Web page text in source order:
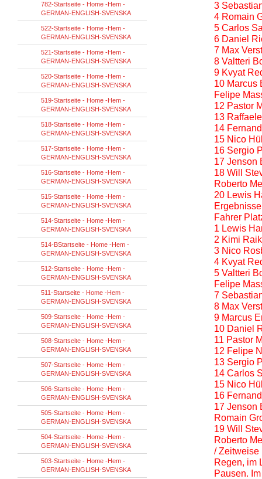
3
4 Romain
5 Carlos
6 Daniel
7 Max
8 Valtteri
9 Kvyat
10 Marcus
Felipe
12 Pastor
13
14
15 Nico
16 Sergio
17 Jenson
18 Will
Roberto
20 Lewis
Fahrer
1 Lewis
2 Kimi
3 Nico
4 Kvyat
5 Valtteri
Felipe
7
8 Max
9 Marcus
10 Daniel
11 Pastor
12 Felipe
13 Sergio
14 Carlos
15 Nico
16
17 Jenson
Romain
19 Will
Roberto
/ Zeitweise
Regen, im
Pausen.
782-Startseite - Home -Hem -
GERMAN-ENGLISH-SVENSKA
522-Startseite - Home -Hem -
GERMAN-ENGLISH-SVENSKA
521-Startseite - Home -Hem -
GERMAN-ENGLISH-SVENSKA
520-Startseite - Home -Hem -
GERMAN-ENGLISH-SVENSKA
519-Startseite - Home -Hem -
GERMAN-ENGLISH-SVENSKA
518-Startseite - Home -Hem -
GERMAN-ENGLISH-SVENSKA
517-Startseite - Home -Hem -
GERMAN-ENGLISH-SVENSKA
516-Startseite - Home -Hem -
GERMAN-ENGLISH-SVENSKA
515-Startseite - Home -Hem -
GERMAN-ENGLISH-SVENSKA
514-Startseite - Home -Hem -
GERMAN-ENGLISH-SVENSKA
514-BStartseite - Home -Hem -
GERMAN-ENGLISH-SVENSKA
512-Startseite - Home -Hem -
GERMAN-ENGLISH-SVENSKA
511-Startseite - Home -Hem -
GERMAN-ENGLISH-SVENSKA
509-Startseite - Home -Hem -
GERMAN-ENGLISH-SVENSKA
508-Startseite - Home -Hem -
GERMAN-ENGLISH-SVENSKA
507-Startseite - Home -Hem -
GERMAN-ENGLISH-SVENSKA
506-Startseite - Home -Hem -
GERMAN-ENGLISH-SVENSKA
505-Startseite - Home -Hem -
GERMAN-ENGLISH-SVENSKA
504-Startseite - Home -Hem -
GERMAN-ENGLISH-SVENSKA
503-Startseite - Home -Hem -
GERMAN-ENGLISH-SVENSKA